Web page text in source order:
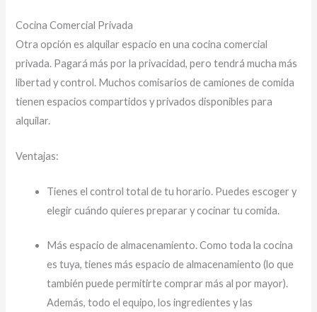
Cocina Comercial Privada
Otra opción es alquilar espacio en una cocina comercial
privada. Pagará más por la privacidad, pero tendrá mucha más
libertad y control. Muchos comisarios de camiones de comida
tienen espacios compartidos y privados disponibles para
alquilar.
Ventajas:
Tienes el control total de tu horario. Puedes escoger y
elegir cuándo quieres preparar y cocinar tu comida.
Más espacio de almacenamiento. Como toda la cocina
es tuya, tienes más espacio de almacenamiento (lo que
también puede permitirte comprar más al por mayor).
Además, todo el equipo, los ingredientes y las